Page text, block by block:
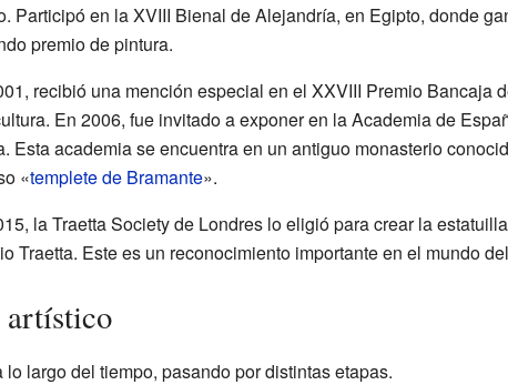
Participó en la XVIII Bienal de Alejandría, en Egipto, donde
premio de pintura.
recibió una mención especial en el XXVIII Premio Bancaja
En 2006, fue invitado a exponer en la Academia de
Esta academia se encuentra en un antiguo monasterio
«templete de Bramante».
la Traetta Society de Londres lo eligió para crear la
Traetta. Este es un reconocimiento importante en el mundo
artístico
largo del tiempo, pasando por distintas etapas.